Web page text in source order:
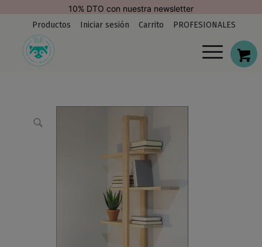
10% DTO con nuestra newsletter
Productos
Iniciar sesión Carrito PROFESIONALES
modal-check